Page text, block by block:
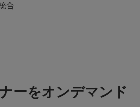
合
ーをオンデマンド